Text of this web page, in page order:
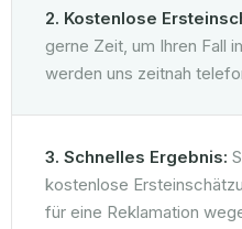
2. Kostenlose
gerne Zeit, um Ihren Fall
werden uns zeitnah
3. Schnelles Ergebnis:
kostenlose
für eine Reklamation